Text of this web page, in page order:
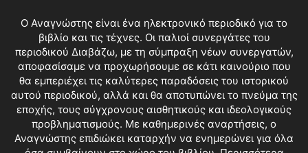
O Αναγνώστης είναι ένα ηλεκτρονικό περιοδικό για το
βιβλίο και τις τέχνες. Οι παλιοί συνεργάτες του
περιοδικού Διαβάζω, με τη σύμπραξη νέων συνεργατών,
αποφασίσαμε να προχωρήσουμε σε κάτι καινούριο που
θα εμπεριέχει τις καλύτερες παραδόσεις του ιστορικού
αυτού περιοδικού, αλλά και θα αποτυπώνει το πνεύμα της
εποχής, τους σύγχρονους αισθητικούς και ιδεολογικούς
προβληματισμούς. Με καθημερινές αναρτήσεις, ο
Αναγνώστης επιδιώκει καταρχήν να ενημερώνει για όλα